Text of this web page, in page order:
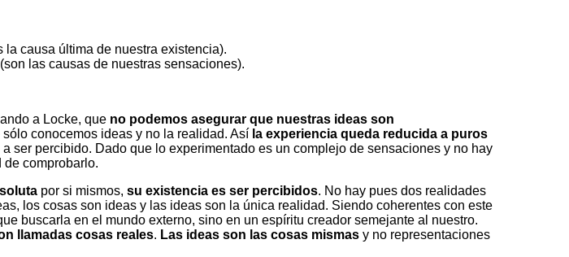
causa última de nuestra existencia).
las causas de nuestras sensaciones).
a Locke, que no podemos asegurar que nuestras ideas son
sólo conocemos ideas y no la realidad. Así la experiencia queda reducida a puros
ser percibido. Dado que lo experimentado es un complejo de sensaciones y no hay
comprobarlo.
por si mismos, su existencia es ser percibidos. No hay pues dos realidades
los cosas son ideas y las ideas son la única realidad. Siendo coherentes con este
buscarla en el mundo externo, sino en un espíritu creador semejante al nuestro.
llamadas cosas reales. Las ideas son las cosas mismasy no representaciones